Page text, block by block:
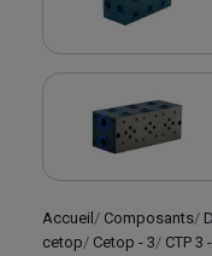
Accueil Composants
cetop
Cetop - 3 CTP 3